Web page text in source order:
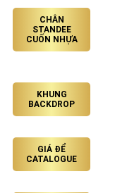
CHÂN
STANDEE
CUỐN NHỰA
KHUNG
BACKDROP
GIÁ ĐỂ
CATALOGUE